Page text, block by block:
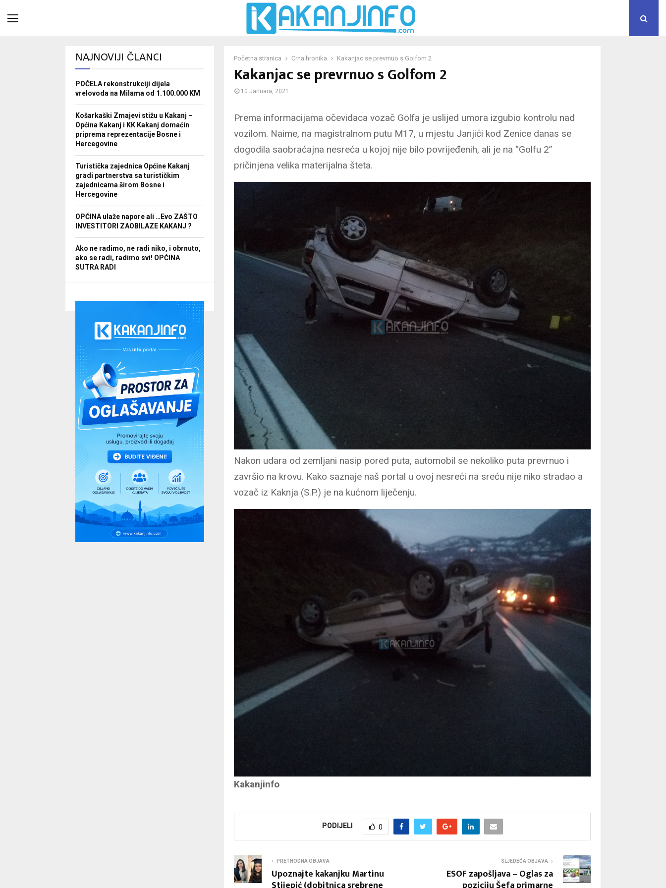
Početna stranica Crna hronika Kakanjac se prevrnuo s Golfom 2
Kakanjac se prevrnuo s Golfom 2
10 Januara, 2021
Prema informacijama očevidaca vozač Golfa je uslijed umora izgubio kontrolu nad
vozilom. Naime, na magistralnom putu M17, u mjestu Janjići kod Zenice danas se
dogodila saobraćajna nesreća u kojoj nije bilo povrijeđenih, ali je na “Golfu 2”
pričinjena velika materijalna šteta.
Nakon udara od zemljani nasip pored puta, automobil se nekoliko puta prevrnuo i
završio na krovu. Kako saznaje naš portal u ovoj nesreći na sreću nije niko stradao a
vozač iz Kaknja (S.P.) je na kućnom liječenju.
Kakanjinfo
PODIJELI 0
PRETHODNA OBJAVA
Upoznajte kakanjku Martinu
SLJEDEĆA OBJAVA
ESOF zapošljava – Oglas za
NAJNOVIJI ČLANCI
POČELA rekonstrukciji dijela
vrelovoda na Milama od 1.100.000 KM
Košarkaški Zmajevi stižu u Kakanj –
Općina Kakanj i KK Kakanj domaćin
priprema reprezentacije Bosne i
Hercegovine
Turistička zajednica Općine Kakanj
gradi partnerstva sa turističkim
zajednicama širom Bosne i
Hercegovine
OPĆINA ulaže napore ali …Evo ZAŠTO
INVESTITORI ZAOBILAZE KAKANJ ?
Ako ne radimo, ne radi niko, i obrnuto,
ako se radi, radimo svi! OPĆINA
SUTRA RADI